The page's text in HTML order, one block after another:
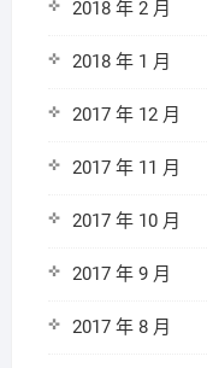
2018 年 2 月
2018 年 1 月
2017 年 12 月
2017 年 11 月
2017 年 10 月
2017 年 9 月
2017 年 8 月